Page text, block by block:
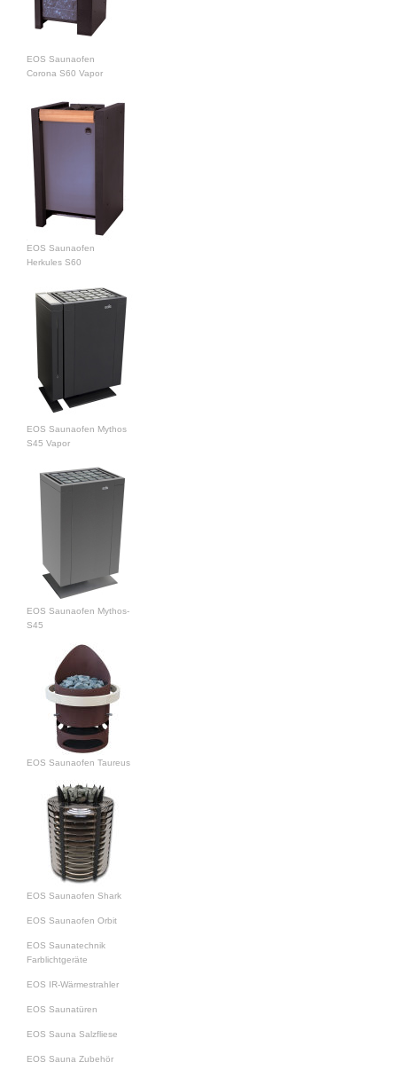
EOS Saunaofen
Corona S60 Vapor
EOS Saunaofen
Herkules S60
EOS Saunaofen Mythos
S45 Vapor
EOS Saunaofen Mythos-
S45
EOS Saunaofen Taureus
EOS Saunaofen Shark
EOS Saunaofen Orbit
EOS Saunatechnik
Farblichtgeräte
EOS IR-Wärmestrahler
EOS Saunatüren
EOS Sauna Salzfliese
EOS Sauna Zubehör